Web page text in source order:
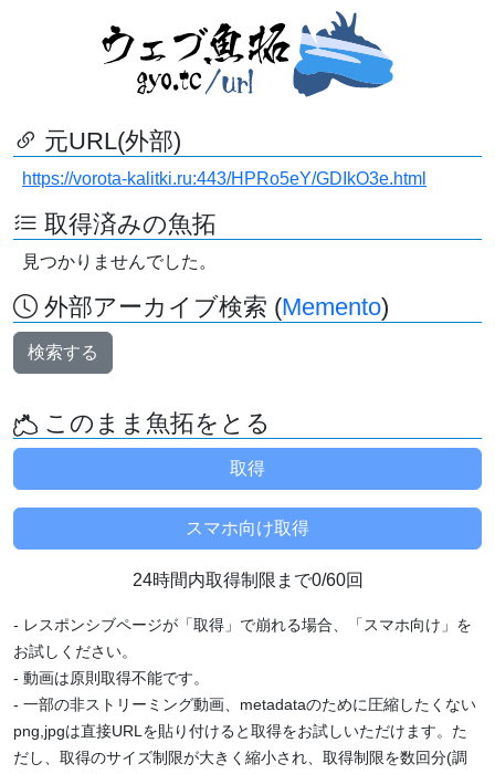
元URL(外部)
https://vorota-kalitki.ru:443/HPRo5eY/GDIkO3e.html
取得済みの魚拓
見つかりませんでした。
外部アーカイブ検索 (Memento)
検索する
このまま魚拓をとる
24時間内取得制限まで0/60回
- レスポンシブページが「取得」で崩れる場合、「スマホ向け」を
お試しください。
- 動画は原則取得不能です。
- 一部の非ストリーミング動画、metadataのために圧縮したくない
png,jpgは直接URLを貼り付けると取得をお試しいただけます。た
だし、取得のサイズ制限が大きく縮小され、取得制限を数回分(調